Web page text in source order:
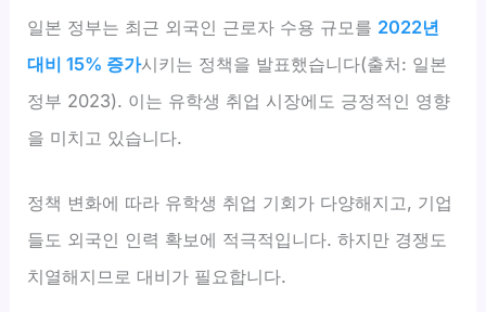
일본 정부는 최근 외국인 근로자 수용 규모를 2022년
대비 15% 증가시키는 정책을 발표했습니다(출처: 일본
정부 2023). 이는 유학생 취업 시장에도 긍정적인 영향
을 미치고 있습니다.
정책 변화에 따라 유학생 취업 기회가 다양해지고, 기업
들도 외국인 인력 확보에 적극적입니다. 하지만 경쟁도
치열해지므로 대비가 필요합니다.